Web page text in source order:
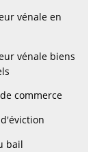
vénale en
vénale biens
commerce
bail